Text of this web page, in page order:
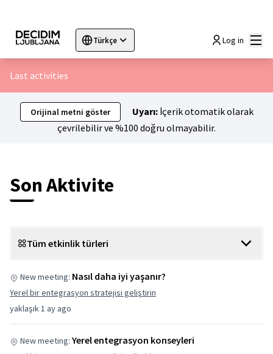
Türkçe
Sprache wählen Choisir la langue
Log in
Last activities
Orijinal metni göster Uyarı:İçerik otomatik olarak
çevrilebilir ve %100 doğru olmayabilir.
Son Aktivite
Tüm etkinlik türleri
yaklaşık 1 ay ago
New meeting: Nasıl daha iyi yaşanır?
Yerel bir entegrasyon stratejisi geliştirin
New meeting: Yerel entegrasyon konseyleri